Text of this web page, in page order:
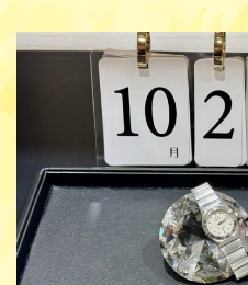
新
日
時